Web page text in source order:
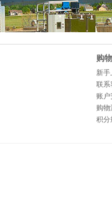
购
新手
联系
账户
购物
积分